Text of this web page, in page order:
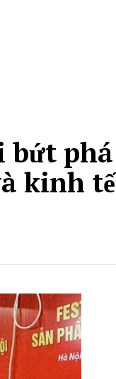
bứt phá
kinh tế